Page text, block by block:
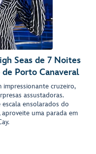
Seas de 7 Noites
Porto Canaveral
cruzeiro,
assustadoras.
ensolarados do
uma parada em